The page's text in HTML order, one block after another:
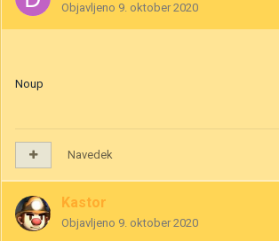
Objavljeno 9. oktober 2020
Noup
Navedek
Kastor
Objavljeno 9. oktober 2020